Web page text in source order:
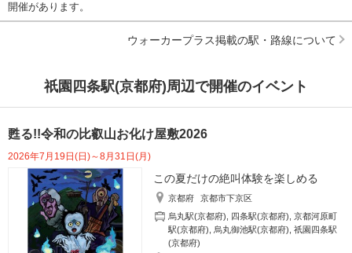
開催があります。
ウォーカープラス掲載の駅・路線について
祇園四条駅(京都府)周辺で開催のイベント
甦る!!令和の比叡山お化け屋敷2026
2026年7月19日(日)～8月31日(月)
この夏だけの絶叫体験を楽しめる
京都府
京都市下京区
烏丸駅(京都府)
四条駅(京都府) ,京都河原町
駅(京都府)
烏丸御池駅(京都府) ,祇園四条駅
(京都府)